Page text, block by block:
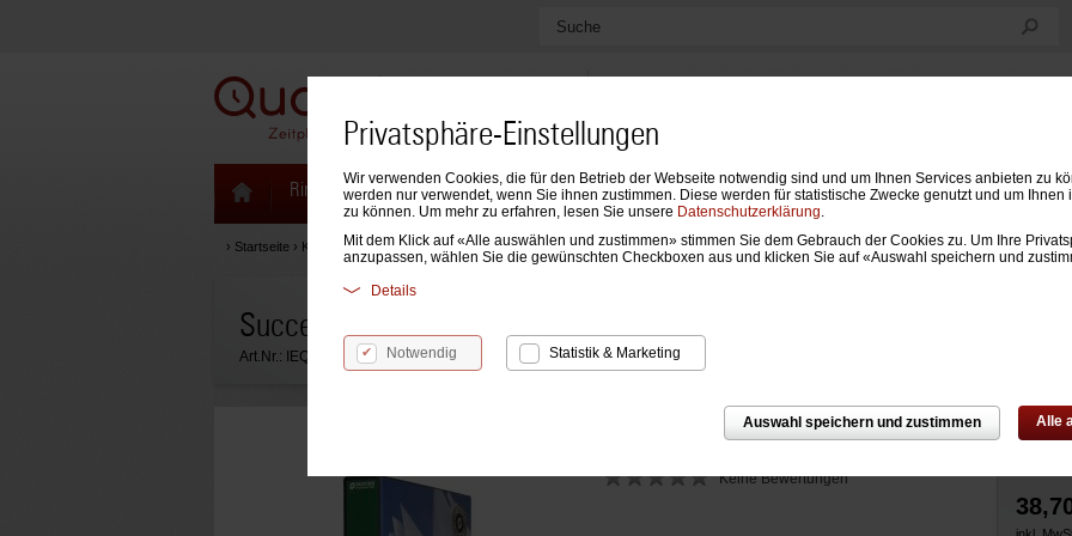
Privatsphäre-Einstellungen
Wir verwenden Cookies, die für den Betrieb der Webseite notwendig sind und um Ihnen Services anbieten zu
werden nur verwendet, wenn Sie ihnen zustimmen. Diese werden für statistische Zwecke genutzt und um
zu können. Um mehr zu erfahren, lesen Sie unsere Datenschutzerklärung.
Mit dem Klick auf «Alle auswählen und zustimmen» stimmen Sie dem Gebrauch der Cookies zu. Um Ihre
anzupassen, wählen Sie die gewünschten Checkboxen aus und klicken Sie auf «Auswahl speichern und
Details
Notwendig Statistik & Marketing
Auswahl speichern und zustimmen Alle
Suche
Ringbücher & Zeitplaner Kalendarien Formblätter & Einlagen Notizen, Mappen & Sonstiges
› Startseite› Kalendarien›Succes Kalendarien›Jahresboxen› Jahresboxen A5 Executive
Succes Jahresbox A5 Executive 2027 Tagesplanung Creme (4-
Art.Nr.: IEQ1C.27
Keine Bewertungen